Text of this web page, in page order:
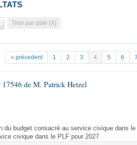
clés
de l'Assemblée ... )
Trier par date (X)
« précedent 1 2 3 4 5 6
17546 de M. Patrick Hetzel
du budget consacré au service civique dans
civique dans le PLF pour 2027